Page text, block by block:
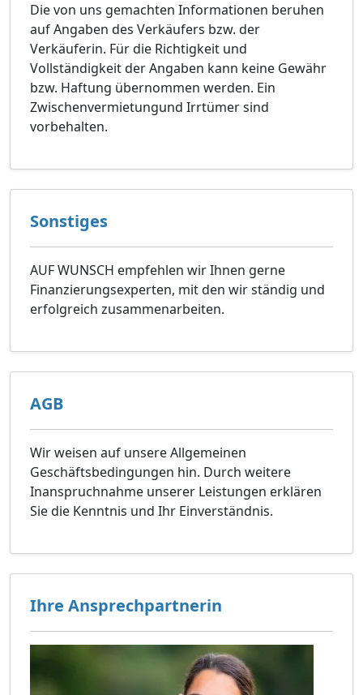
Die von uns gemachten Informationen beruhen
auf Angaben des Verkäufers bzw. der
Verkäuferin. Für die Richtigkeit und
Vollständigkeit der Angaben kann keine Gewähr
bzw. Haftung übernommen werden. Ein
Zwischenvermietungund Irrtümer sind
vorbehalten.
Sonstiges
AUF WUNSCH empfehlen wir Ihnen gerne
Finanzierungsexperten, mit den wir ständig und
erfolgreich zusammenarbeiten.
AGB
Wir weisen auf unsere Allgemeinen
Geschäftsbedingungen hin. Durch weitere
Inanspruchnahme unserer Leistungen erklären
Sie die Kenntnis und Ihr Einverständnis.
Ihre Ansprechpartnerin